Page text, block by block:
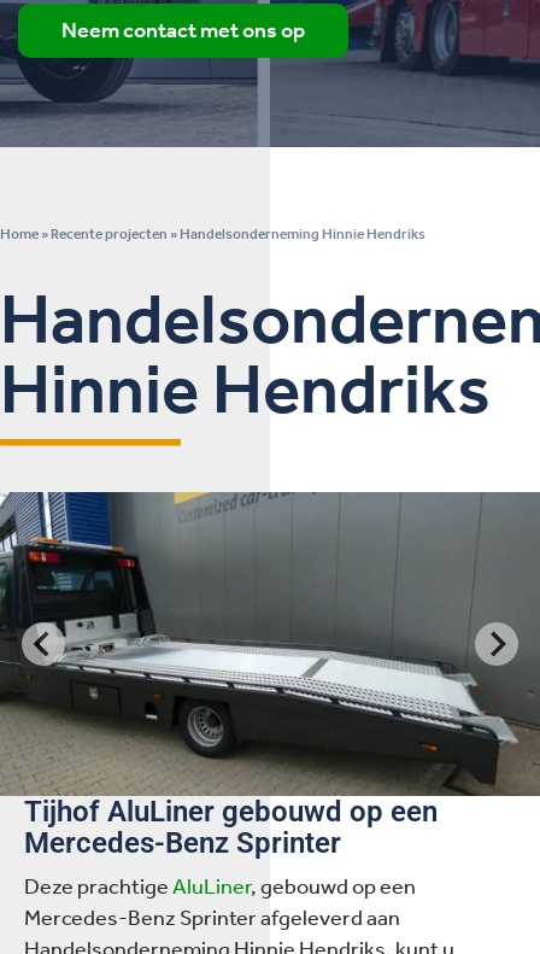
Neem contact met ons op
Home » Recente projecten » Handelsonderneming Hinnie Hendriks
Hinnie Hendriks
Tijhof AluLiner gebouwd op een
Mercedes-Benz Sprinter
Deze prachtigeAluLiner, gebouwd op een
Mercedes-Benz Sprinter afgeleverd aan